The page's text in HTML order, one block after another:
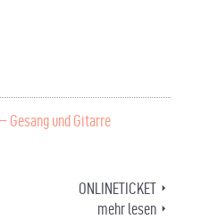
ONLINETICKET
mehr lesen